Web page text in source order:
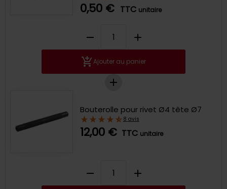
0,50 € TTC unitaire
remove add
Ajouter au panier
Bouterolle pour rivet Ø4 tête Ø7
8 avis
12,00 € TTC unitaire
remove add